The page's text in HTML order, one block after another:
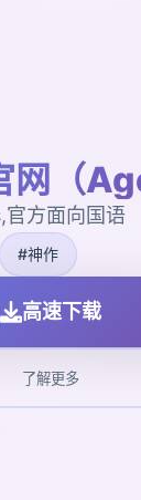
网（
官方面向国语
#神作
高速下载
了解更多